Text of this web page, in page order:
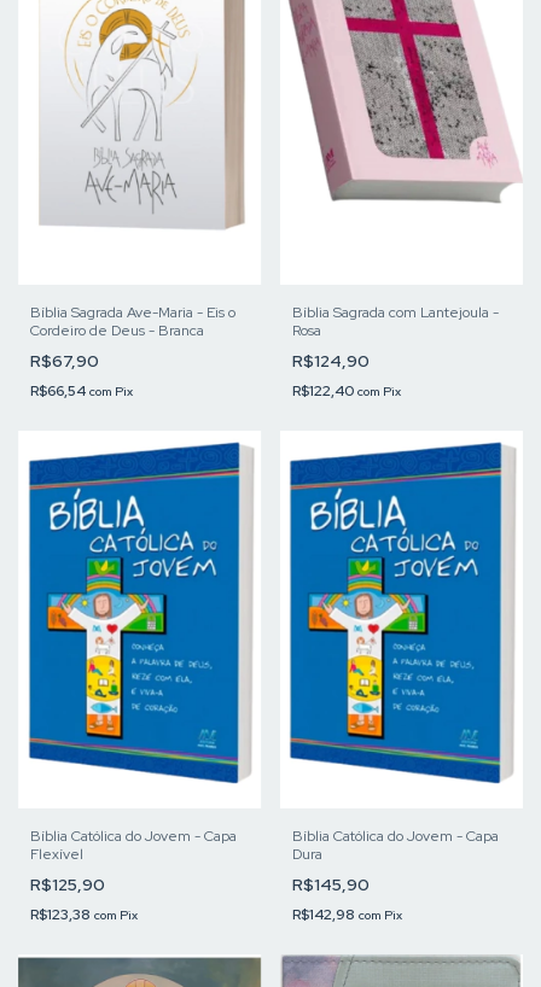
Bíblia Sagrada Ave-Maria - Eis o
Cordeiro de Deus - Branca
R$67,90
R$66,54 com Pix
Bíblia Sagrada com Lantejoula -
Rosa
R$124,90
R$122,40 com Pix
Bíblia Católica do Jovem - Capa
Flexível
R$125,90
R$123,38 com Pix
Bíblia Católica do Jovem - Capa
Dura
R$145,90
R$142,98 com Pix